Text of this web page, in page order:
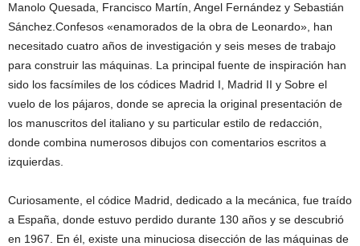
Manolo Quesada, Francisco Martín, Angel Fernández y Sebastián
Sánchez.Confesos «enamorados de la obra de Leonardo», han
necesitado cuatro años de investigación y seis meses de trabajo
para construir las máquinas. La principal fuente de inspiración han
sido los facsímiles de los códices Madrid I, Madrid II y Sobre el
vuelo de los pájaros, donde se aprecia la original presentación de
los manuscritos del italiano y su particular estilo de redacción,
donde combina numerosos dibujos con comentarios escritos a
izquierdas.
Curiosamente, el códice Madrid, dedicado a la mecánica, fue traído
a España, donde estuvo perdido durante 130 años y se descubrió
en 1967. En él, existe una minuciosa disección de las máquinas de